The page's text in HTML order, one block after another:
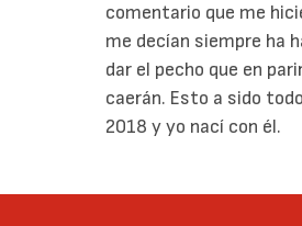
comentario que me
me decían siempre ha
dar el pecho que en
caerán. Esto a sido
2018 y yo nací con él.